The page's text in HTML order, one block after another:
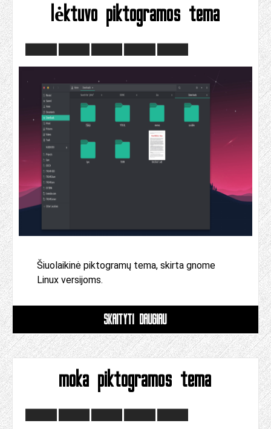
lėktuvo piktogramos tema
Šiuolaikinė piktogramų tema, skirta gnome
Linux versijoms.
SKAITYTI DAUGIAU
moka piktogramos tema